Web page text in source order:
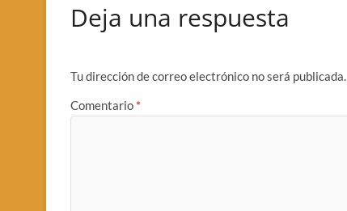
Deja una respuesta
Tu dirección de correo electrónico no será publicada.
Comentario *